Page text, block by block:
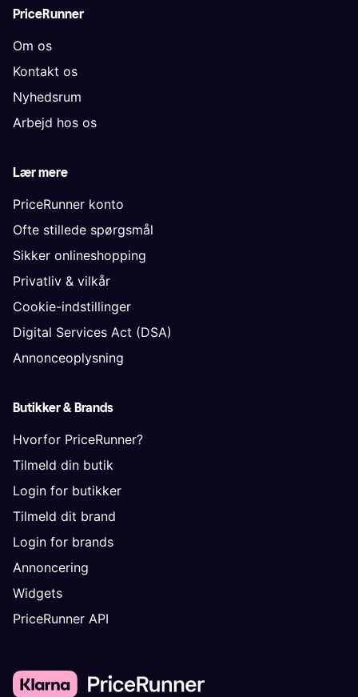
PriceRunner
Om os
Kontakt os
Nyhedsrum
Arbejd hos os
Lær mere
PriceRunner konto
Ofte stillede spørgsmål
Sikker onlineshopping
Privatliv & vilkår
Cookie-indstillinger
Digital Services Act (DSA)
Annonceoplysning
Butikker & Brands
Hvorfor PriceRunner?
Tilmeld din butik
Login for butikker
Tilmeld dit brand
Login for brands
Annoncering
Widgets
PriceRunner API